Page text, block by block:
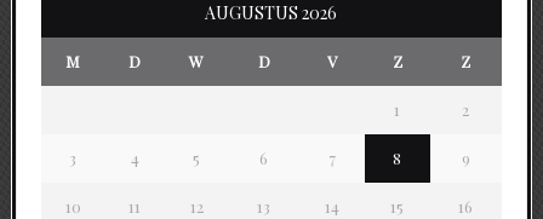
AUGUSTUS 2026
M D W D V Z Z
1 2
3 4 5 6 7 8 9
10 11 12 13 14 15 16